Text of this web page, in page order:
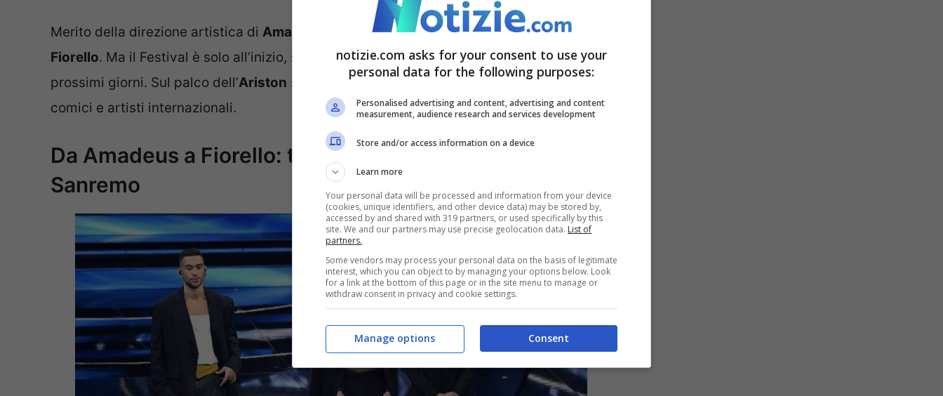
Merito della direzione artistica di Amadeus
e di chi gli gravita attorno, a cominciare da
Fiorello. Ma il Festival è solo all’inizio, sono previste tante altre sorprese nel corso dei
prossimi giorni. Sul palco dell’Ariston si alterneranno vip dello spettacolo, sportivi,
comici e artisti internazionali.
Da Amadeus a Fiorello: tutti i cachet del Festival di
Sanremo
notizie.com asks for your consent to use your
personal data for the following purposes:
Personalised advertising and content, advertising and content
measurement, audience research and services development
Store and/or access information on a device
Learn more
Your personal data will be processed and information from your device
(cookies, unique identifiers, and other device data) may be stored by,
accessed by and shared with 319 partners, or used specifically by this
site. We and our partners may use precise geolocation data. List of
partners.
Some vendors may process your personal data on the basis of legitimate
interest, which you can object to by managing your options below. Look
for a link at the bottom of this page or in the site menu to manage or
withdraw consent in privacy and cookie settings.
Consent
Manage options